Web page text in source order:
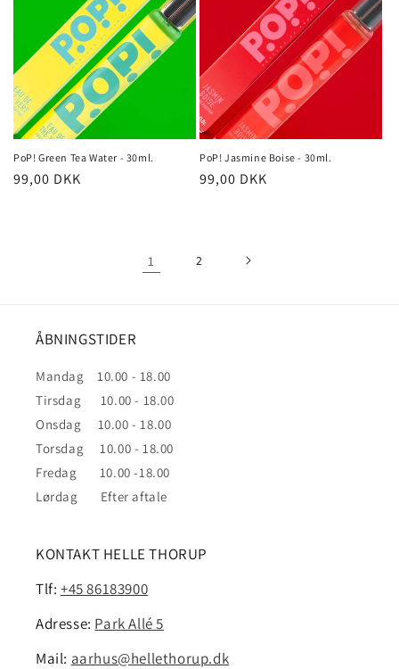
PoP! Green Tea Water - 30ml.
Normalpris
99,00 DKK
PoP! Jasmine Boise - 30ml.
Normalpris
99,00 DKK
1 2
ÅBNINGSTIDER
Mandag 10.00 - 18.00
Tirsdag 10.00 - 18.00
Onsdag 10.00 - 18.00
Torsdag 10.00 - 18.00
Fredag 10.00 -18.00
Lørdag Efter aftale
KONTAKT HELLE THORUP
Tlf:+45 86183900
Adresse: Park Allé 5
Mail: aarhus@hellethorup.dk